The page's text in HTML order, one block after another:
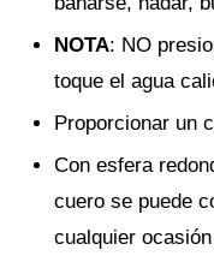
NOTA: NO
toque el agua
Proporcionar un
Con esfera
cuero se puede
cualquier